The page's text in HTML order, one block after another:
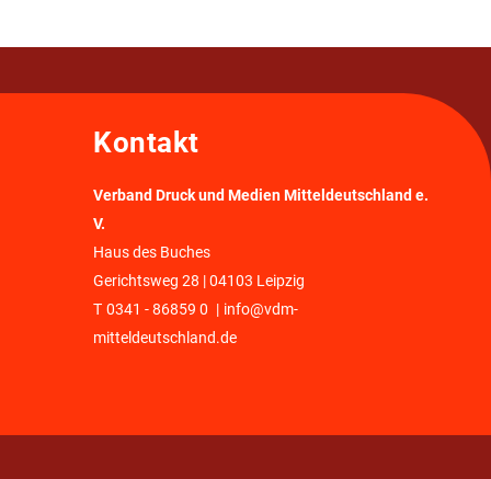
Kontakt
Verband Druck und Medien Mitteldeutschland e.
V.
Haus des Buches
Gerichtsweg 28 | 04103 Leipzig
T 0341 - 86859 0 | info@vdm-
mitteldeutschland.de